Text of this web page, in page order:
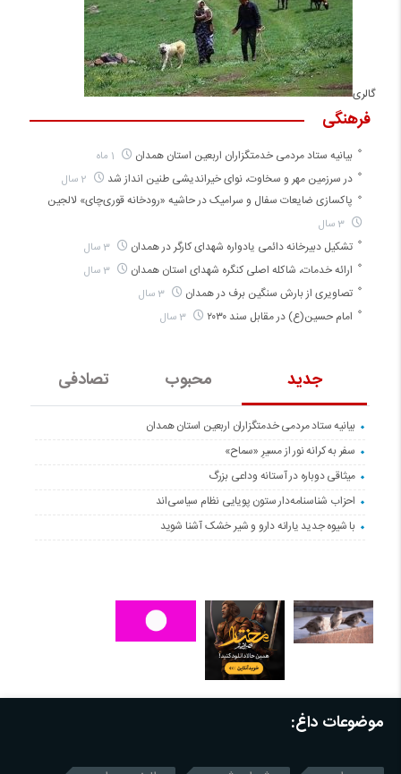
گالری
جدید محبوب تصادفی
بیانیه ستاد مردمی خدمتگزاران اربعین استان همدان
سفر به کرانه‌ نور از مسیرِ «سماح»
میثاقی دوباره در آستانه‌ وداعی بزرگ
احزاب شناسنامه‌دار ستون پویایی نظام سیاسی‌اند
با شیوه جدید یارانه دارو و شیر خشک آشنا شوید
فرهنگی
بیانیه ستاد مردمی خدمتگزاران اربعین استان همدان
در سرزمین مهر و سخاوت، نوای خیراندیشی طنین انداز شد
پاکسازی ضایعات سفال و سرامیک در حاشیه «رودخانه قوری‌چای» لالجین
3 سال
تشکیل دبیرخانه دائمی یادواره شهدای کارگر در همدان 3 سال
ارائه خدمات، شاکله اصلی کنگره شهدای استان همدان 3 سال
تصاویری از بارش سنگین برف در همدان 3 سال
امام حسین(ع) در مقابل سند ۲۰۳۰ 3 سال
موضوعات داغ: